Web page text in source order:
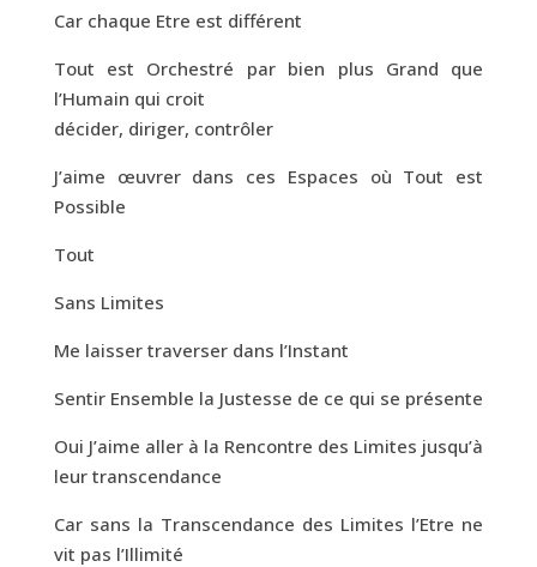
Car chaque Etre est différent
Tout est Orchestré par bien plus Grand que
l’Humain qui croit
décider, diriger, contrôler
J’aime œuvrer dans ces Espaces où Tout est
Possible
Tout
Sans Limites
Me laisser traverser dans l’Instant
Sentir Ensemble la Justesse de ce qui se présente
Oui J’aime aller à la Rencontre des Limites jusqu’à
leur transcendance
Car sans la Transcendance des Limites l’Etre ne
vit pas l’Illimité